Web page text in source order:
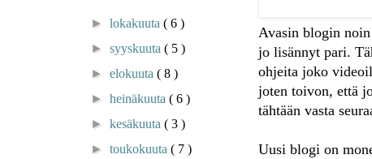
Avasin blogin
jo lisännyt pari.
ohjeita joko
joten toivon, että
tähtään vasta
Uusi blogi on
►lokakuuta( 6 )
►syyskuuta( 5 )
►elokuuta( 8 )
►heinäkuuta( 6 )
►kesäkuuta( 3 )
►toukokuuta( 7 )